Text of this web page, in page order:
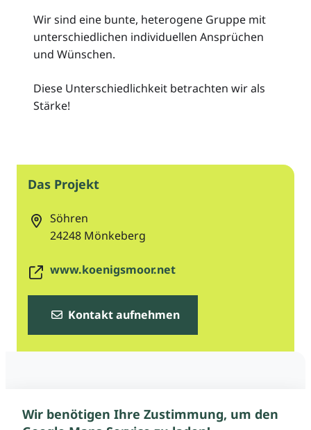
Wir sind eine bunte, heterogene Gruppe mit
unterschiedlichen individuellen Ansprüchen
und Wünschen.
Diese Unterschiedlichkeit betrachten wir als
Stärke!
Das Projekt
Söhren
24248 Mönkeberg
www.koenigsmoor.net
Kontakt aufnehmen
Wir benötigen Ihre Zustimmung, um den